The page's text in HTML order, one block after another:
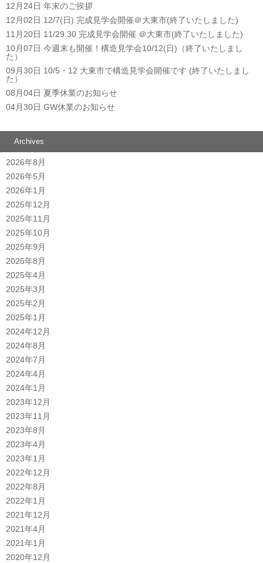
12月24日 年末のご挨拶
12月02日 12/7(日) 完成見学会開催＠大東市(終了いたしました)
11月20日 11/29.30 完成見学会開催 ＠大東市(終了いたしました)
10月07日 今週末も開催！構造見学会10/12(日)（終了いたしまし
た）
09月30日 10/5・12 大東市で構造見学会開催です (終了いたしまし
た）
08月04日 夏季休業のお知らせ
04月30日 GW休業のお知らせ
Archives
2026年8月
2026年5月
2026年1月
2025年12月
2025年11月
2025年10月
2025年9月
2025年8月
2025年4月
2025年3月
2025年2月
2025年1月
2024年12月
2024年8月
2024年7月
2024年4月
2024年1月
2023年12月
2023年11月
2023年8月
2023年4月
2023年1月
2022年12月
2022年8月
2022年1月
2021年12月
2021年4月
2021年1月
2020年12月